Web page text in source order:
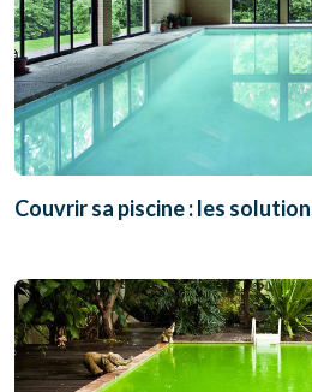
Couvrir sa piscine : les